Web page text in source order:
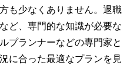
も少なくありません。退職
ど、専門的な知識が必要な
プランナーなどの専門家と
に合った最適なプランを見